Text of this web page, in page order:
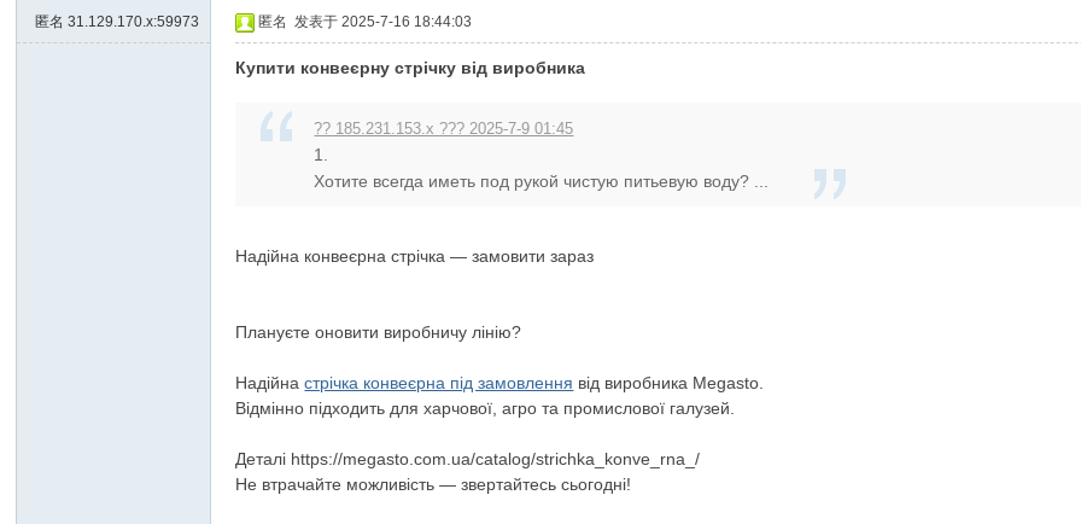
匿名31.129.170.x:59973 匿名发表于 2025-7-16 18:44:03
Купити конвеєрну стрічку від виробника
?? 185.231.153.x ??? 2025-7-9 01:45
1.
Хотите всегда иметь под рукой чистую питьевую воду? ...
Надійна конвеєрна стрічка — замовити зараз
Плануєте оновити виробничу лінію?
Надійнастрічка конвеєрна під замовлення від виробника Megasto.
Відмінно підходить для харчової, агро та промислової галузей.
Деталі https://megasto.com.ua/catalog/strichka_konve_rna_/
Не втрачайте можливість — звертайтесь сьогодні!